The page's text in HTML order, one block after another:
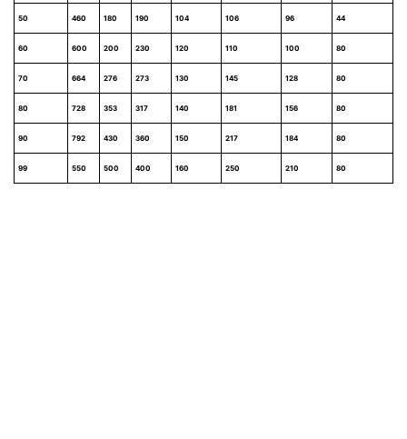
50 460 180 190 104 106 96 44
60 600 200 230 120 110 100 80
70 664 276 273 130 145 128 80
80 728 353 317 140 181 156 80
90 792 430 360 150 217 184 80
99 550 500 400 160 250 210 80